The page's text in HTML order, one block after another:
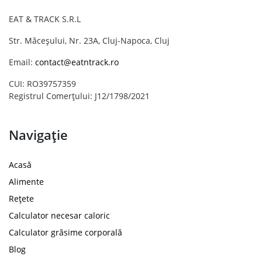
EAT & TRACK S.R.L
Str. Măceșului, Nr. 23A, Cluj-Napoca, Cluj
Email: contact@eatntrack.ro
CUI: RO39757359
Registrul Comerțului: J12/1798/2021
Navigație
Acasă
Alimente
Rețete
Calculator necesar caloric
Calculator grăsime corporală
Blog